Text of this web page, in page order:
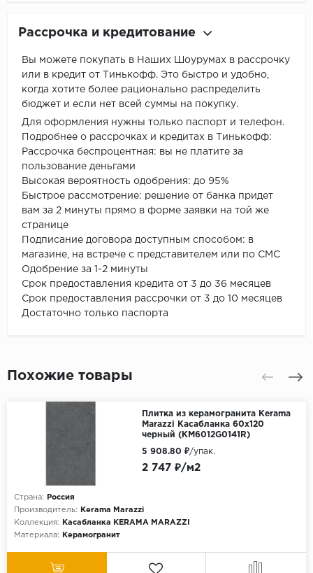
Рассрочка и кредитование
Вы можете покупать в Наших Шоурумах в рассрочку
или в кредит от Тинькофф. Это быстро и удобно,
когда хотите более рационально распределить
бюджет и если нет всей суммы на покупку.
Для оформления нужны только паспорт и телефон.
Подробнее о рассрочках и кредитах в Тинькофф:
Рассрочка беспроцентная: вы не платите за
пользование деньгами
Высокая вероятность одобрения: до 95%
Быстрое рассмотрение: решение от банка придет
вам за 2 минуты прямо в форме заявки на той же
странице
Подписание договора доступным способом: в
магазине, на встрече с представителем или по СМС
Одобрение за 1-2 минуты
Срок предоставления кредита от 3 до 36 месяцев
Срок предоставления рассрочки от 3 до 10 месяцев
Достаточно только паспорта
Похожие товары
Плитка из керамогранита Kerama
Marazzi Касабланка 60x120
черный (KM6012G0141R)
Страна:
Россия
Производитель:
Kerama Marazzi
Коллекция:
Касабланка KЕRАМА МАRАZZI
Материала:
Керамогранит
2 747 ₽/м2
5 908.80 ₽/упак.